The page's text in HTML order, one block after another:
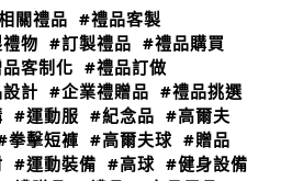
關禮品 #禮品客製
物 #訂製禮品 #禮品購買
客制化 #禮品訂做
計 #企業禮贈品 #禮品挑選
#運動服 #紀念品 #高爾夫
拳擊短褲 #高爾夫球 #贈品
#運動裝備 #高球 #健身設備